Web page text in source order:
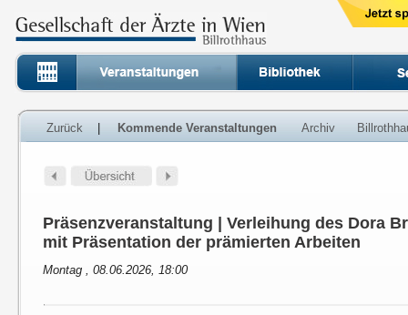
Zurück Kommende Veranstaltungen Archiv
Präsenzveranstaltung | Verleihung des Dora
mit Präsentation der prämierten Arbeiten
Montag , 08.06.2026, 18:00